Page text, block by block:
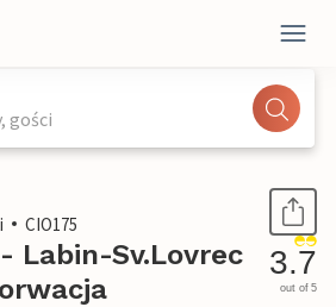
gości
CIO175
Labin-Sv.Lovrec
3.7
out of 5